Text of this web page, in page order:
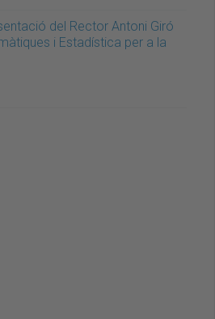
del Rector Antoni Giró
i Estadística per a la